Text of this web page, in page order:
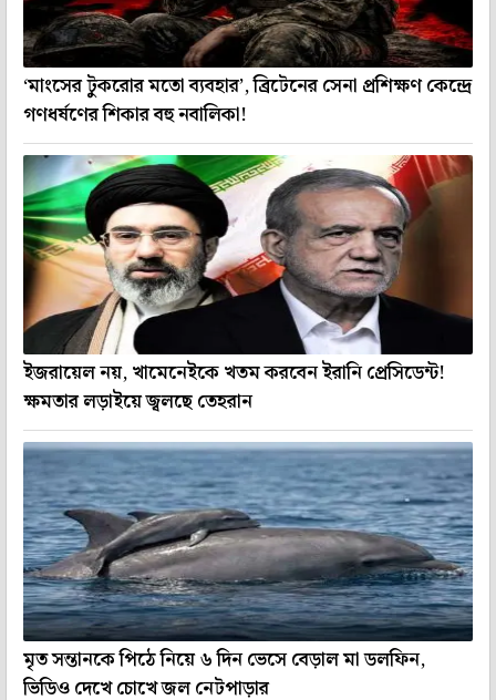
‘মাংসের টুকরোর মতো ব্যবহার’, ব্রিটেনের সেনা প্রশিক্ষণ কেন্দ্রে
গণধর্ষণের শিকার বহু নবালিকা!
ইজরায়েল নয়, খামেনেইকে খতম করবেন ইরানি প্রেসিডেন্ট!
ক্ষমতার লড়াইয়ে জ্বলছে তেহরান
মৃত সন্তানকে পিঠে নিয়ে ৬ দিন ভেসে বেড়াল মা ডলফিন,
ভিডিও দেখে চোখে জল নেটপাড়ার